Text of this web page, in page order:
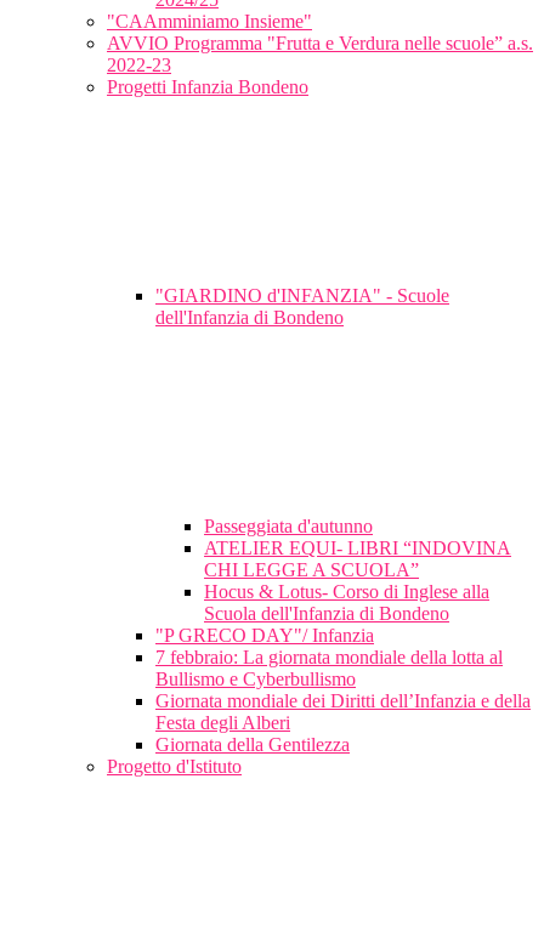
"CAAmminiamo Insieme"
AVVIO Programma "Frutta e Verdura nelle scuole” a.s.
2022-23
Progetti Infanzia Bondeno
"GIARDINO d'INFANZIA" - Scuole
dell'Infanzia di Bondeno
Passeggiata d'autunno
ATELIER EQUI- LIBRI “INDOVINA
CHI LEGGE A SCUOLA”
Hocus & Lotus- Corso di Inglese alla
Scuola dell'Infanzia di Bondeno
"P GRECO DAY"/ Infanzia
7 febbraio: La giornata mondiale della lotta al
Bullismo e Cyberbullismo
Giornata mondiale dei Diritti dell’Infanzia e della
Festa degli Alberi
Giornata della Gentilezza
Progetto d'Istituto